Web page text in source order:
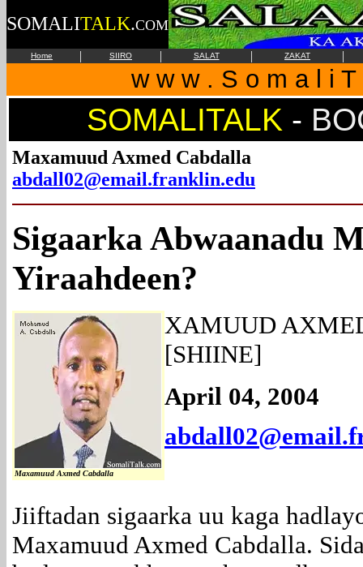
SOMALITALK.COM
Home | SIIRO | SALAT | ZAKAT |
w w w . S o m a l i
SOMALITALK -
Maxamuud Axmed Cabdalla
abdall02@email.franklin.edu
Sigaarka Abwaanadu
Yiraahdeen?
Maxamuud Axmed Cabdalla
XAMUUD
[SHIINE]
April 04, 2004
Jiiftadan sigaarka uu kaga
Maxamuud Axmed Cabdalla.